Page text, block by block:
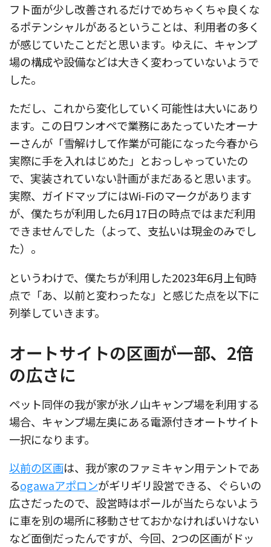
フト面が少し改善されるだけでめちゃくちゃ良くな
るポテンシャルがあるということは、利用者の多く
が感じていたことだと思います。ゆえに、キャンプ
場の構成や設備などは大きく変わっていないようで
した。
ただし、これから変化していく可能性は大いにあり
ます。この日ワンオペで業務にあたっていたオーナ
ーさんが「雪解けして作業が可能になった今春から
実際に手を入れはじめた」とおっしゃっていたの
で、実装されていない計画がまだあると思います。
実際、ガイドマップにはWi-Fiのマークがあります
が、僕たちが利用した6月17日の時点ではまだ利用
できませんでした（よって、支払いは現金のみでし
た）。
というわけで、僕たちが利用した2023年6月上旬時
点で「あ、以前と変わったな」と感じた点を以下に
列挙していきます。
オートサイトの区画が一部、2倍
の広さに
ペット同伴の我が家が氷ノ山キャンプ場を利用する
場合、キャンプ場左奥にある電源付きオートサイト
一択になります。
以前の区画は、我が家のファミキャン用テントであ
るogawaアポロンがギリギリ設営できる、ぐらいの
広さだったので、設営時はポールが当たらないよう
に車を別の場所に移動させておかなければいけない
など面倒だったんですが、今回、2つの区画がドッ